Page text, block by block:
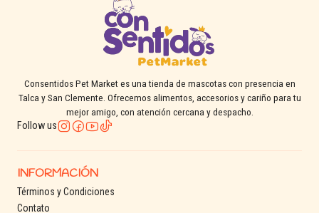
Consentidos Pet Market es una tienda de mascotas con presencia en
Talca y San Clemente. Ofrecemos alimentos, accesorios y cariño para tu
mejor amigo, con atención cercana y despacho.
Follow us
INFORMACIÓN
Términos y Condiciones
Contato